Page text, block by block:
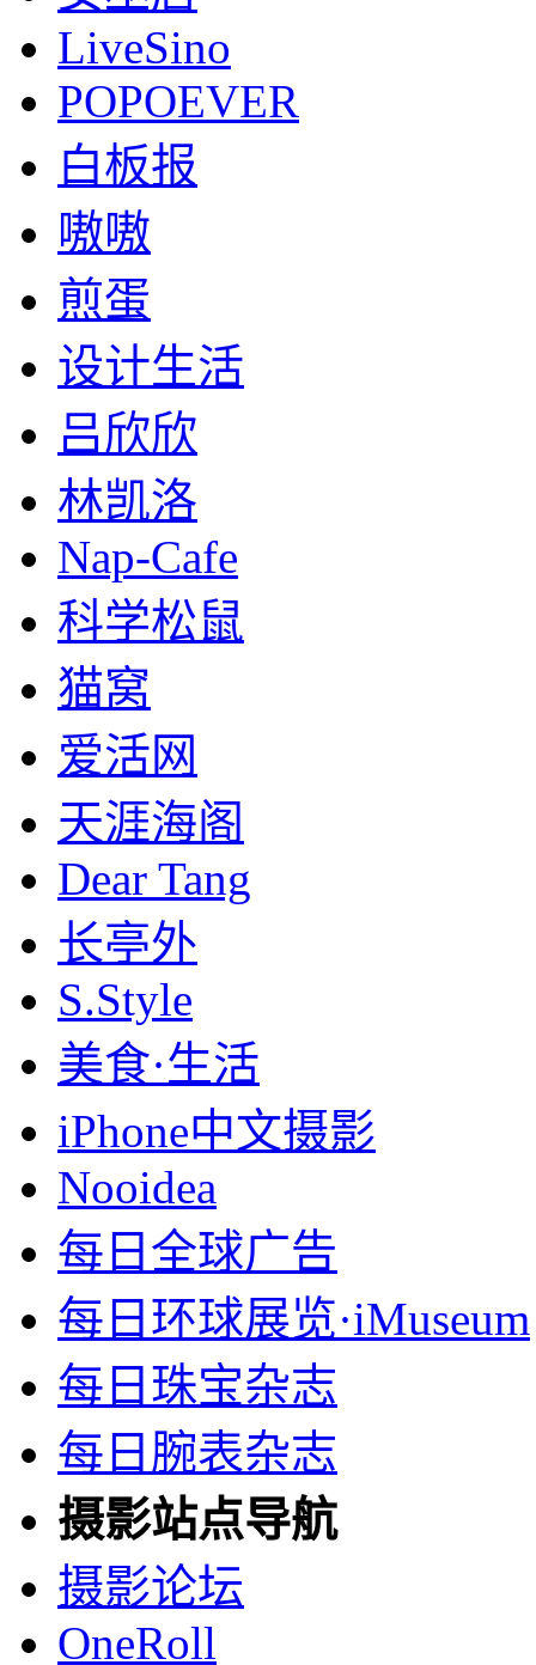
LiveSino
POPOEVER
白板报
嗷嗷
煎蛋
设计生活
吕欣欣
林凯洛
Nap-Cafe
科学松鼠
猫窝
爱活网
天涯海阁
Dear Tang
长亭外
S.Style
美食·生活
iPhone中文摄影
Nooidea
每日全球广告
每日环球展览·iMuseum
每日珠宝杂志
每日腕表杂志
摄影站点导航
摄影论坛
OneRoll